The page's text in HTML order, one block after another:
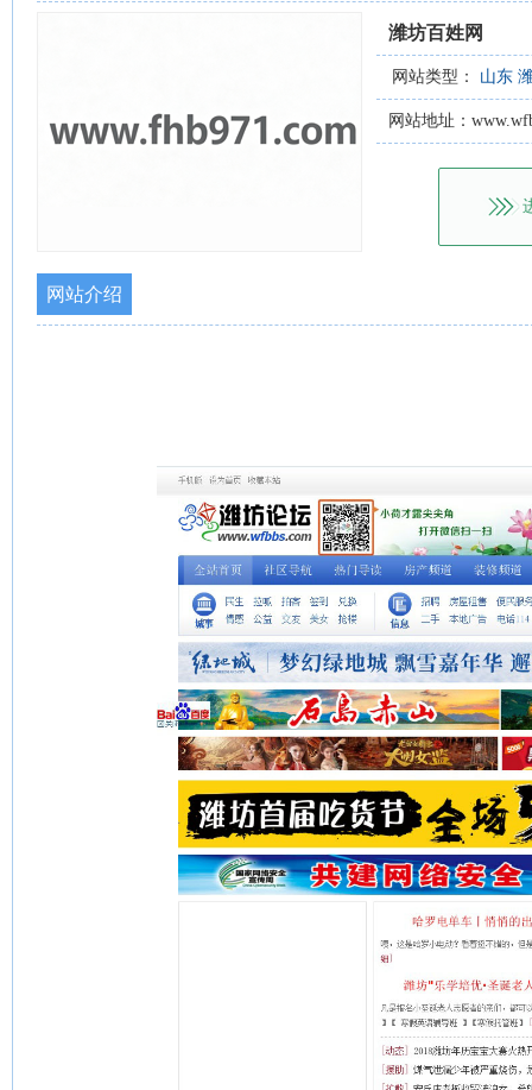
潍坊百姓网
网站类型： 山东
网站地址：
网站介绍